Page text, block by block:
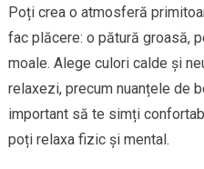
Poți crea o atmosferă
fac plăcere: o pătură groasă,
moale. Alege culori calde și
relaxezi, precum nuanțele de
important să te simți
poți relaxa fizic și mental.